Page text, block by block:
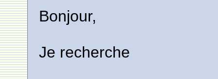
Bonjour,
Je recherche